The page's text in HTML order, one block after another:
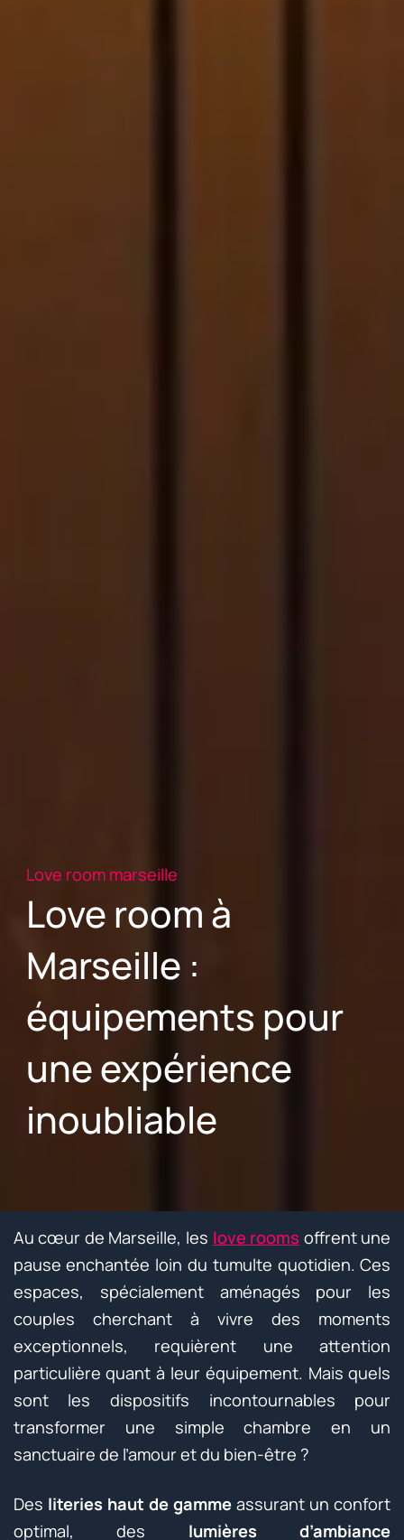
Love room marseille
Love room à
Marseille :
équipements pour
une expérience
inoubliable
Au cœur de Marseille, les love rooms offrent une
pause enchantée loin du tumulte quotidien. Ces
espaces, spécialement aménagés pour les
couples cherchant à vivre des moments
exceptionnels, requièrent une attention
particulière quant à leur équipement. Mais quels
sont les dispositifs incontournables pour
transformer une simple chambre en un
sanctuaire de l’amour et du bien-être ?
Des literies haut de gamme assurant un confort
optimal, des lumières d’ambiance